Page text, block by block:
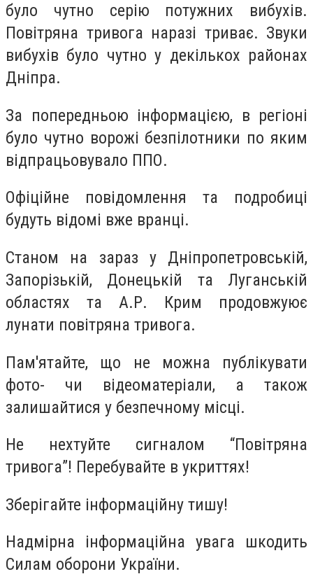
було чутно серію потужних вибухів.
Повітряна тривога наразі триває. Звуки
вибухів було чутно у декількох районах
Дніпра.
За попередньою інформацією, в регіоні
було чутно ворожі безпілотники по яким
відпрацьовувало ППО.
Офіційне повідомлення та подробиці
будуть відомі вже вранці.
Станом на зараз у Дніпропетровській,
Запорізькій, Донецькій та Луганській
областях та А.Р. Крим продовжуює
лунати повітряна тривога.
Пам'ятайте, що не можна публікувати
фото- чи відеоматеріали, а також
залишайтися у безпечному місці.
Не нехтуйте сигналом “Повітряна
тривога”! Перебувайте в укриттях!
Зберігайте інформаційну тишу!
Надмірна інформаційна увага шкодить
Силам оборони України.